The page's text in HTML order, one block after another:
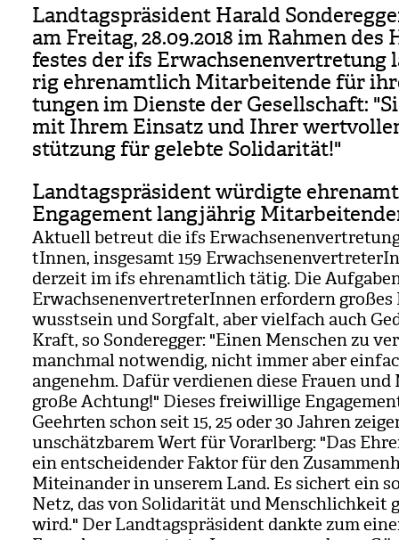
Land­tags­prä­si­dent Harald
am Frei­tag, 28.09.2018 im Rah­men
fes­tes der ifs
rig ehren­amt­lich Mit­ar­bei­tende für
tun­gen im Dienste der Gesell­schaft:
mit Ihrem Ein­satz und Ihrer
stüt­zung für gelebte Soli­da­ri­tät!"
Landtagspräsident würdigte
Engagement langjährig
Aktu­ell betreut die ifs
tIn­nen, ins­ge­samt 159
der­zeit im ifs ehren­amt­lich tätig. Die
Erwach­se­nen­ver­tre­te­rIn­nen erfor­dern
wusst­sein und Sorg­falt, aber viel­fach auch
Kraft, so Son­de­reg­ger: "Einen Men­schen zu
manch­mal not­wen­dig, nicht immer aber
ange­nehm. Dafür ver­die­nen diese Frauen und
große Ach­tung!" Die­ses frei­wil­lige
Geehr­ten schon seit 15, 25 oder 30 Jah­ren
unschätz­ba­rem Wert für Vor­arl­berg: "Das
ein ent­schei­den­der Fak­tor für den
Mit­ein­an­der in unse­rem Land. Es sichert ein
Netz, das von Soli­da­ri­tät und Mensch­lich­keit
wird." Der Land­tags­prä­si­dent dankte zum